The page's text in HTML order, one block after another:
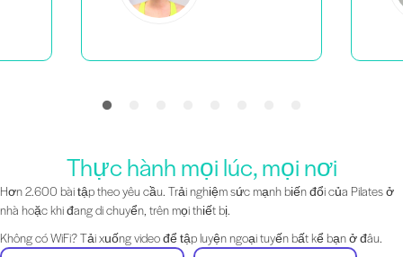
Thực hành mọi lúc, mọi nơi
Hơn 2.600 bài tập theo yêu cầu. Trải nghiệm sức mạnh biến đổi của Pilates ở
nhà hoặc khi đang di chuyển, trên mọi thiết bị.
Không có WiFi? Tải xuống video để tập luyện ngoại tuyến bất kể bạn ở đâu.